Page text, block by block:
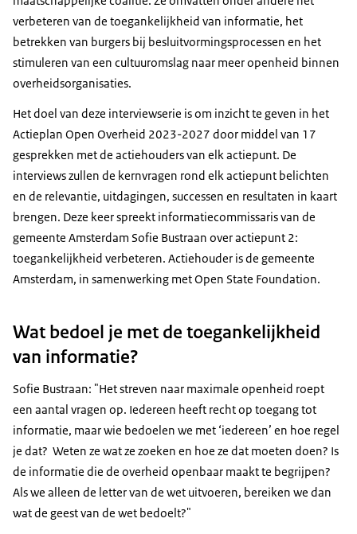
verbeteren van de toegankelijkheid van informatie, het
betrekken van burgers bij besluitvormingsprocessen en het
stimuleren van een cultuuromslag naar meer openheid binnen
overheidsorganisaties.
Het doel van deze interviewserie is om inzicht te geven in het
Actieplan Open Overheid 2023-2027 door middel van 17
gesprekken met de actiehouders van elk actiepunt. De
interviews zullen de kernvragen rond elk actiepunt belichten
en de relevantie, uitdagingen, successen en resultaten in kaart
brengen. Deze keer spreekt informatiecommissaris van de
gemeente Amsterdam Sofie Bustraan over actiepunt 2:
toegankelijkheid verbeteren. Actiehouder is de gemeente
Amsterdam, in samenwerking metOpen State Foundation.
Wat bedoel je met de toegankelijkheid
van informatie?
Sofie Bustraan: "Het streven naar maximale openheid roept
een aantal vragen op. Iedereen heeft recht op toegang tot
informatie, maar wie bedoelen we met ‘iedereen’ en hoe regel
je dat? Weten ze wat ze zoeken en hoe ze dat moeten doen? Is
de informatie die de overheid openbaar maakt te begrijpen?
Als we alleen de letter van de wet uitvoeren, bereiken we dan
wat de geest van de wet bedoelt?"